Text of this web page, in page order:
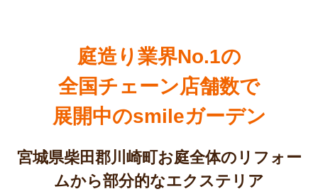
庭造り業界No.1の
全国チェーン店舗数で
展開中のsmileガーデン
宮城県柴田郡川崎町お庭全体のリフォー
ムから部分的なエクステリア